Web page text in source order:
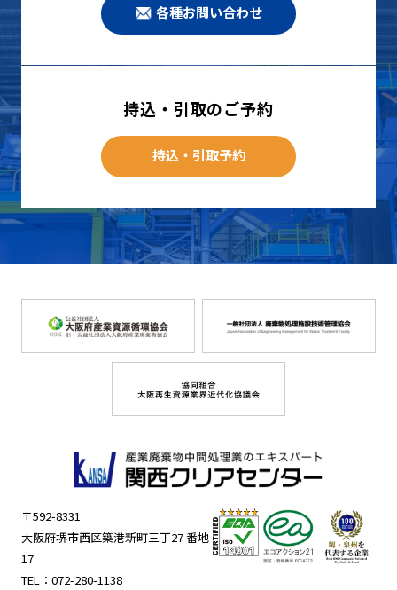
各種お問い合わせ
持込・引取のご予約
持込・引取予約
〒592-8331
大阪府堺市西区築港新町三丁27 番地
17
TEL： 072-280-1138